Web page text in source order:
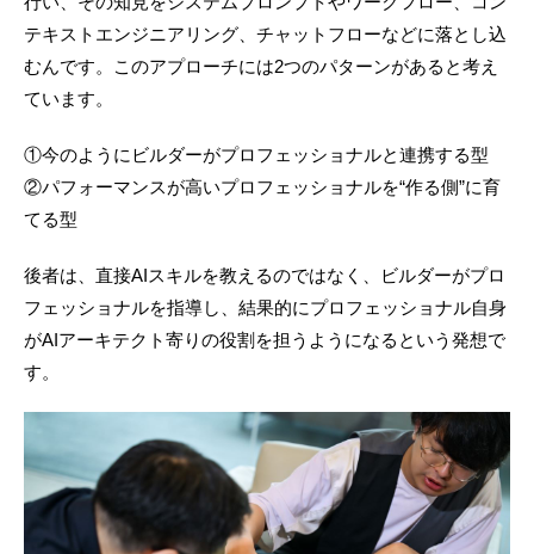
テキストエンジニアリング、チャットフローなどに落とし込
むんです。このアプローチには2つのパターンがあると考え
ています。
①今のようにビルダーがプロフェッショナルと連携する型
②パフォーマンスが高いプロフェッショナルを“作る側”に育
てる型
後者は、直接AIスキルを教えるのではなく、ビルダーがプロ
フェッショナルを指導し、結果的にプロフェッショナル自身
がAIアーキテクト寄りの役割を担うようになるという発想で
す。